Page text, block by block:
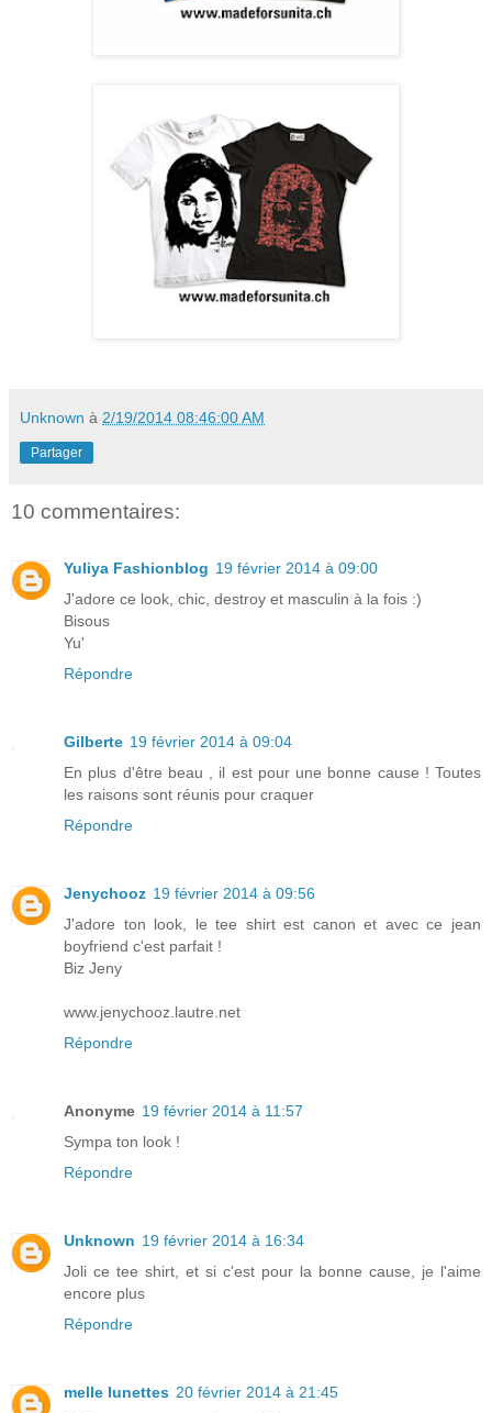
Unknown à 2/19/2014 08:46:00 AM
Partager
10 commentaires:
Yuliya Fashionblog 19 février 2014 à 09:00
J'adore ce look, chic, destroy et masculin à la fois :)
Bisous
Yu'
Répondre
Gilberte 19 février 2014 à 09:04
En plus d'être beau , il est pour une bonne cause ! Toutes
les raisons sont réunis pour craquer
Répondre
Jenychooz 19 février 2014 à 09:56
J'adore ton look, le tee shirt est canon et avec ce jean
boyfriend c'est parfait !
Biz Jeny
www.jenychooz.lautre.net
Répondre
Anonyme 19 février 2014 à 11:57
Sympa ton look !
Répondre
Unknown 19 février 2014 à 16:34
Joli ce tee shirt, et si c'est pour la bonne cause, je l'aime
encore plus
Répondre
melle lunettes 20 février 2014 à 21:45